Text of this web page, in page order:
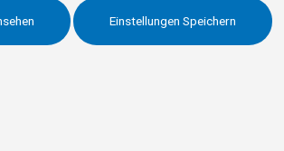
Einstellungen Speichern